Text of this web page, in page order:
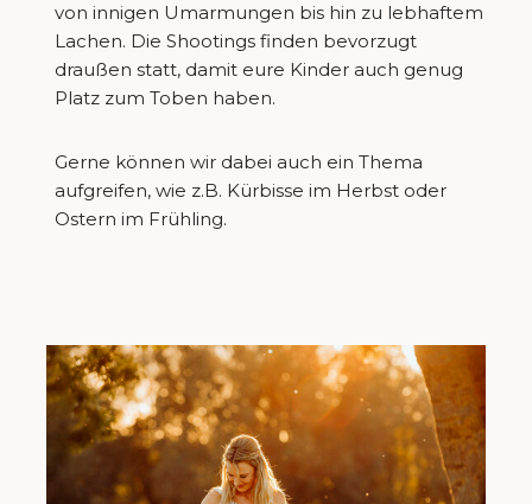
von innigen Umarmungen bis hin zu lebhaftem
Lachen. Die Shootings finden bevorzugt
draußen statt, damit eure Kinder auch genug
Platz zum Toben haben.
Gerne können wir dabei auch ein Thema
aufgreifen, wie z.B. Kürbisse im Herbst oder
Ostern im Frühling.